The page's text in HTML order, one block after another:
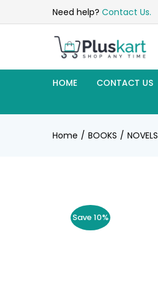
Need help? Contact Us.
HOME CONTACT US
Home BOOKS NOVELS
Save 10%